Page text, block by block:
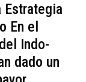
Estrategia
En el
Indo-
dado un